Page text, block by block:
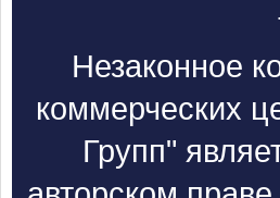
Незаконное
коммерческих
Групп"